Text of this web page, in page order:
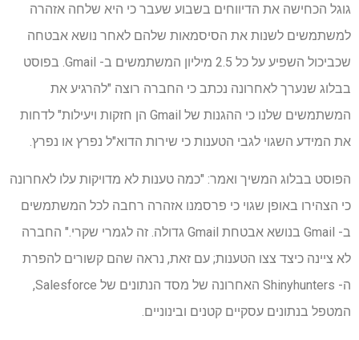
גוגל הכחישה את הדיווחים בשבוע שעבר כי היא שלחה אזהרה
למשתמשים לשנות את הסיסמאות שלהם לאחר נושא אבטחה
שכביכול השפיע על כל 2.5 מיליון המשתמשים ב- Gmail. בפוסט
בבלוג שנערך לאחרונה נכתב כי החברה רוצה "להרגיע את
המשתמשים שלנו כי ההגנות של Gmail הן חזקות ויעילות" לדחות
את המידע השגוי לגבי הטענות כי שירות הדוא"ל נפרץ או נפרץ.
הפוסט בבלוג המשיך ואמר: "כמה טענות לא מדויקות עלו לאחרונה
כי הצהירו באופן שגוי כי פרסמנו אזהרה רחבה לכל המשתמשים
ב- Gmail בנושא אבטחת Gmail גדולה. זה לגמרי שקרי." החברה
לא ציינה כיצד צצו הטענות; עם זאת, נראה שהם קשורים להפרת
ה- Shinyhunters האחרונה של מסד הנתונים של Salesforce,
המטפל בנתונים עסקיים קטנים ובינוניים.